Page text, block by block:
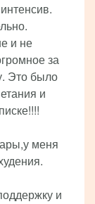
и не
за
Это было
и
меня
и